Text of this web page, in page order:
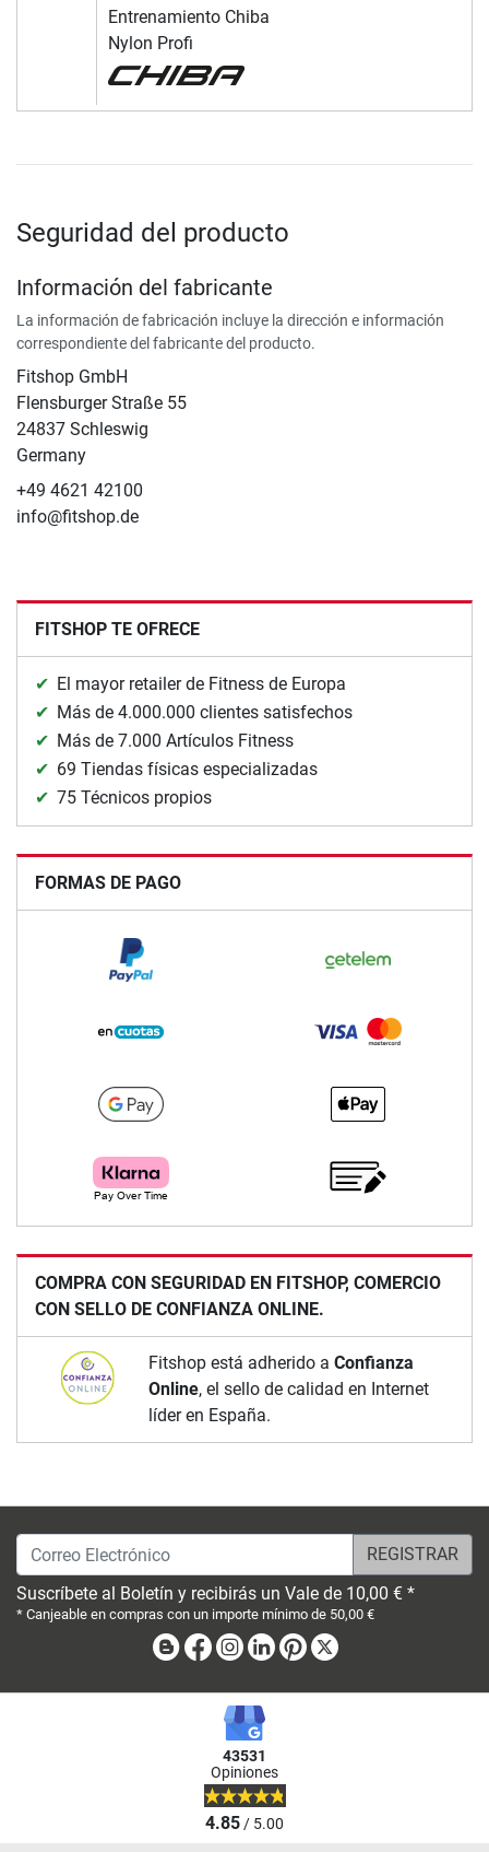
Entrenamiento Chiba
Nylon Profi
Seguridad del producto
Información del fabricante
La información de fabricación incluye la dirección e información
correspondiente del fabricante del producto.
Fitshop GmbH
Flensburger Straße 55
24837 Schleswig
Germany
+49 4621 42100
info@fitshop.de
FITSHOP TE OFRECE
El mayor retailer de Fitness de Europa
Más de 4.000.000 clientes satisfechos
Más de 7.000 Artículos Fitness
69 Tiendas físicas especializadas
75 Técnicos propios
FORMAS DE PAGO
COMPRA CON SEGURIDAD EN FITSHOP, COMERCIO
CON SELLO DE CONFIANZA ONLINE.
Fitshop está adherido a Confianza
Online, el sello de calidad en Internet
líder en España.
Correo Electrónico
Suscríbete al Boletín y recibirás un Vale de 10,00 € *
* Canjeable en compras con un importe mínimo de 50,00 €
BlogFacebook
Instagram
LinkedinPinterest
43531
Opiniones
4.85/ 5.00